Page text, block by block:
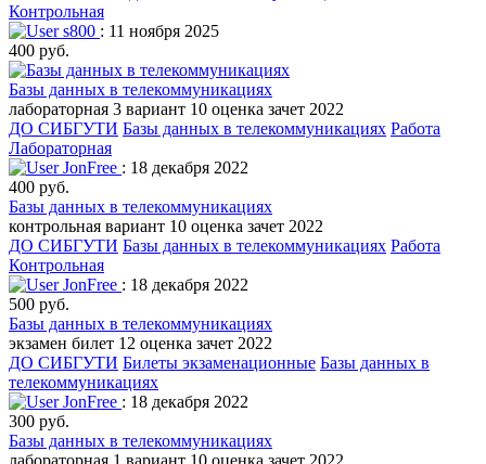
Контрольная
s800 : 11 ноября 2025
400 руб.
Базы данных в телекоммуникациях
лабораторная 3 вариант 10 оценка зачет 2022
ДО СИБГУТИ Базы данных в телекоммуникациях Работа
Лабораторная
JonFree : 18 декабря 2022
400 руб.
Базы данных в телекоммуникациях
контрольная вариант 10 оценка зачет 2022
ДО СИБГУТИ Базы данных в телекоммуникациях Работа
Контрольная
JonFree : 18 декабря 2022
500 руб.
Базы данных в телекоммуникациях
экзамен билет 12 оценка зачет 2022
ДО СИБГУТИ Билеты экзаменационные Базы данных в
телекоммуникациях
JonFree : 18 декабря 2022
300 руб.
Базы данных в телекоммуникациях